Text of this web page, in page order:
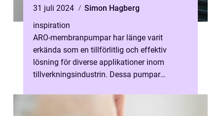
31 juli 2024
Simon Hagberg
inspiration
ARO-membranpumpar har länge varit
erkända som en tillförlitlig och effektiv
lösning för diverse applikationer inom
tillverkningsindustrin. Dessa pumpar